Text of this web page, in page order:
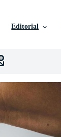
Editorial